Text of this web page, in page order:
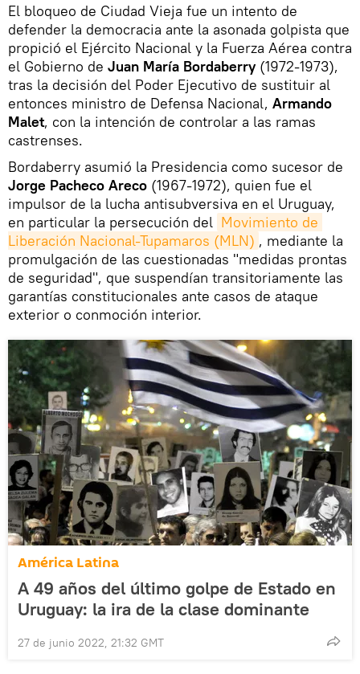
El bloqueo de Ciudad Vieja fue un intento de
defender la democracia ante la asonada golpista que
propició el Ejército Nacional y la Fuerza Aérea contra
el Gobierno de Juan María Bordaberry(1972-1973),
tras la decisión del Poder Ejecutivo de sustituir al
entonces ministro de Defensa Nacional, Armando
Malet, con la intención de controlar a las ramas
castrenses.
Bordaberry asumió la Presidencia como sucesor de
Jorge Pacheco Areco (1967-1972), quien fue el
impulsor de la lucha antisubversiva en el Uruguay,
en particular la persecución del Movimiento de
Liberación Nacional-Tupamaros (MLN) , mediante la
promulgación de las cuestionadas "medidas prontas
de seguridad", que suspendían transitoriamente las
garantías constitucionales ante casos de ataque
exterior o conmoción interior.
América Latina
A 49 años del último golpe de Estado en
Uruguay: la ira de la clase dominante
27 de junio 2022, 21:32 GMT